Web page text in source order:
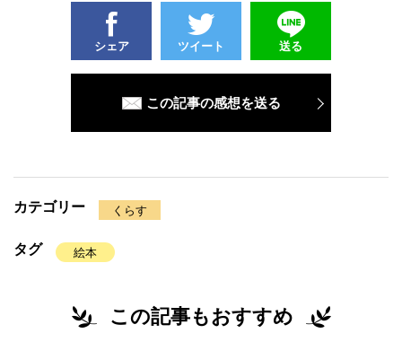
シェア ツイート 送る
この記事の感想を送る
カテゴリー くらす
タグ 絵本
この記事もおすすめ